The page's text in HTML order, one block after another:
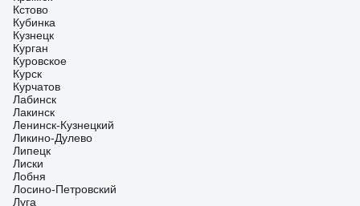
Кстово
Кубинка
Кузнецк
Курган
Куровское
Курск
Курчатов
Лабинск
Лакинск
Ленинск-Кузнецкий
Ликино-Дулево
Липецк
Лиски
Лобня
Лосино-Петровский
Луга